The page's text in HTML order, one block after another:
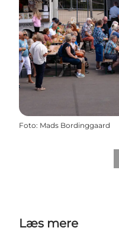
Foto: Mads Bordinggaard
Læs mere